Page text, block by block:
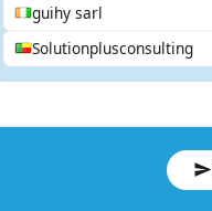
guihy sarl
Solutionplusconsulting